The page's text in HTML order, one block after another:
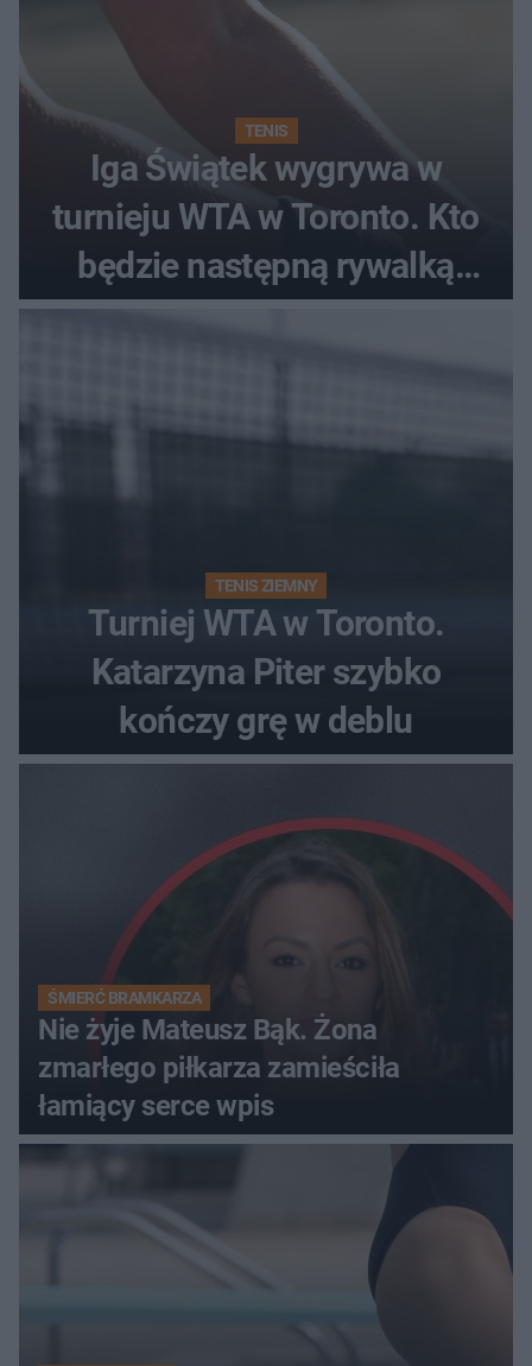
TENIS
Iga Świątek wygrywa w
turnieju WTA w Toronto. Kto
będzie następną rywalką
TENIS ZIEMNY
Turniej WTA w Toronto.
Katarzyna Piter szybko
kończy grę w deblu
ŚMIERĆ BRAMKARZA
Nie żyje Mateusz Bąk. Żona
zmarłego piłkarza zamieściła
łamiący serce wpis